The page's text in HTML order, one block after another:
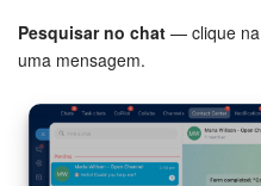
Novidades do
Pesquisar no chat — clique na
uma mensagem.